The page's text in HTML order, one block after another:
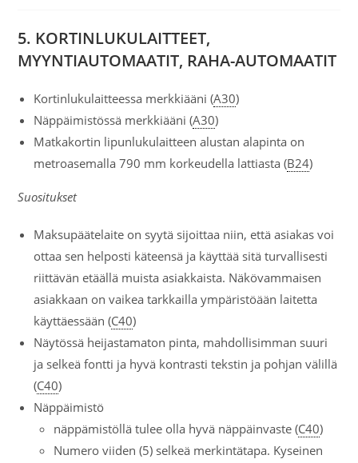
5. KORTINLUKULAITTEET,
MYYNTIAUTOMAATIT, RAHA-AUTOMAATIT
Kortinlukulaitteessa merkkiääni (A30)
Näppäimistössä merkkiääni (A30)
Matkakortin lipunlukulaitteen alustan alapinta on
metroasemalla 790 mm korkeudella lattiasta (B24)
Suositukset
Maksupäätelaite on syytä sijoittaa niin, että asiakas voi
ottaa sen helposti käteensä ja käyttää sitä turvallisesti
riittävän etäällä muista asiakkaista. Näkövammaisen
asiakkaan on vaikea tarkkailla ympäristöään laitetta
käyttäessään (C40)
Näytössä heijastamaton pinta, mahdollisimman suuri
ja selkeä fontti ja hyvä kontrasti tekstin ja pohjan välillä
(C40)
Näppäimistö
näppämistöllä tulee olla hyvä näppäinvaste (C40)
Numero viiden (5) selkeä merkintätapa. Kyseinen